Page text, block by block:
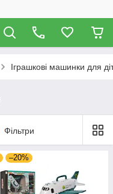
Іграшкові машинки для
Фільтри
–20%